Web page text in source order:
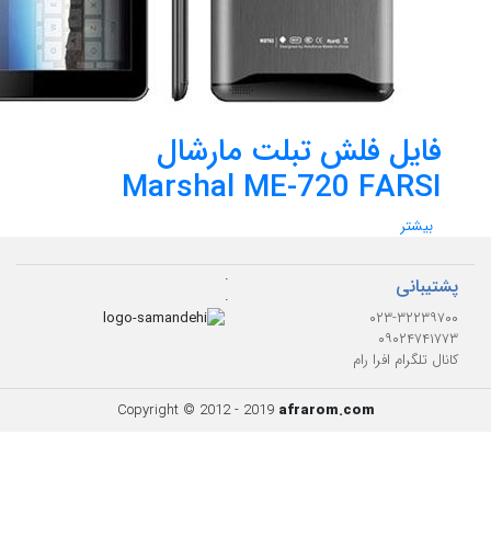
فایل فلش تبلت مارشال
Marshal ME-720 FARSI
بیشتر
پشتیبانی
۰۲۳-۳۲۲۳۹۷۰۰
۰۹۰۲۴۷۴۱۷۷۳
کانال تلگرام افرا رام
.
.
Copyright © 2012 - 2019 afrarom.com